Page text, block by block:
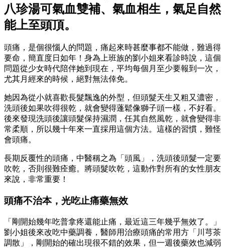
八珍湯可氣血雙補、氣血相生，氣足自然
能上至頭頂。
頭痛，是個很惱人的問題，痛起來時甚麼事都不能做，難過得
要命，簡直度日如年！身為上班族的劉小姐來看診時說，這個
問題從少女時代陪伴她到現在，平均每個月至少要報到一次，
尤其月經來的時候，絕對無法倖免。
她因為從小就喜歡長髮飄逸的外型，但頭髮天生又粗又濃密，
洗頭後如果吹得很乾，就會變得蓬鬆像獅子頭一樣，不好看。
後來發現洗頭後讓頭髮保持濕潤，任其自然風乾，就會變得非
常柔順，所以幾十年來一直採用這個方法。這樣的習慣，難怪
會頭痛。
長期反覆性的頭痛，中醫稱之為「頭風」，洗頭後頭髮一定要
吹乾，否則很難痊癒。將頭髮吹乾，這動作對所有的女性朋友
來說，非常重要！
頭痛不治本，光吃止痛藥無效
「剛開始幾年吃普拿疼還能止痛，最近這三年幾乎無效了。」
劉小姐後來改吃中藥調養，醫師用治療頭痛的常用方「川芎茶
調散」，剛開始的確出現很不錯的效果，但一週後藥效也減弱